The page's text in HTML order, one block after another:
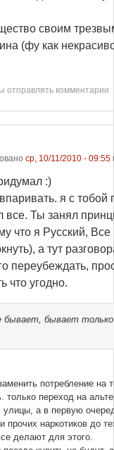
своим
(фу как
отправлять комментарии
ср, 10/11/2010 - 09:55
:)
я с тобой
все. Ты занял
что я Русский,
а тут
переубеждать,
что угодно.
бывает только
потребление на
только переход на
а в первую
прочих наркотиков до
делают для этого.